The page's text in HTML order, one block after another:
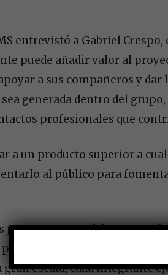
entrevistó a Gabriel
puede añadir valor al
a sus compañeros y dar
generada dentro del
profesionales que
a un producto superior a
al público para
personas que colaboran en
del compañerismo que se
gran escala, cada integrante